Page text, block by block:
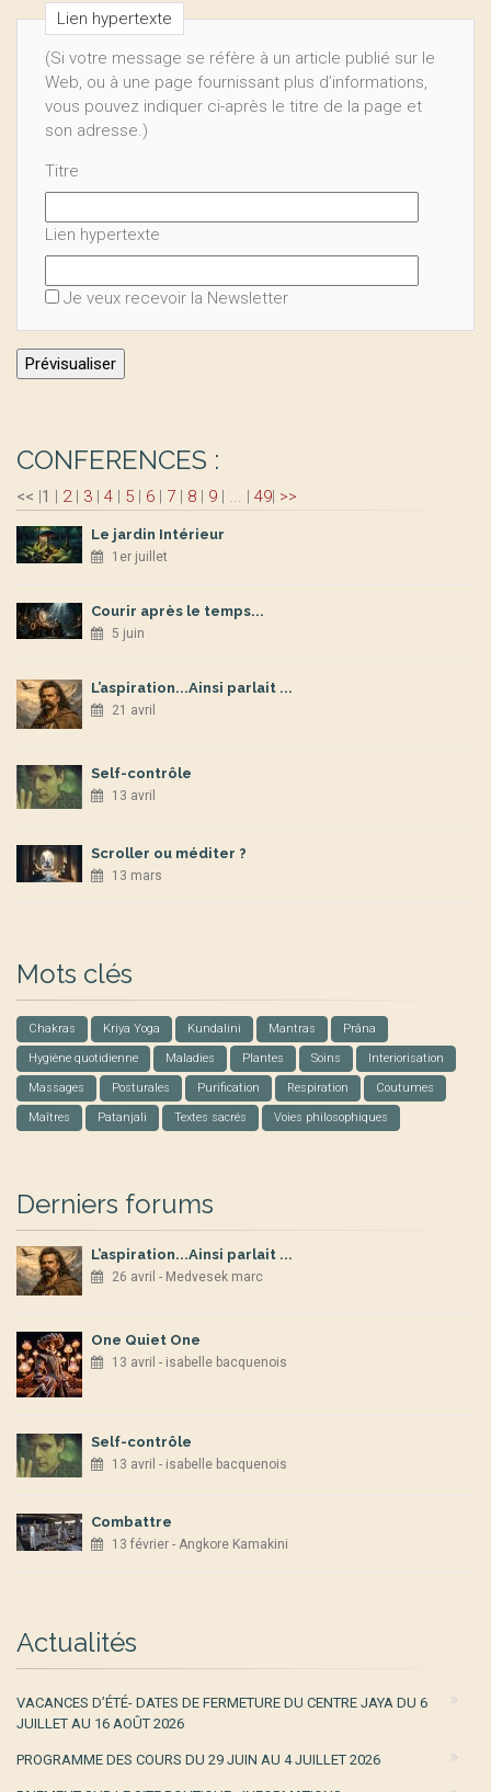
Lien hypertexte
(Si votre message se réfère à un article publié sur le
Web, ou à une page fournissant plus d’informations,
vous pouvez indiquer ci-après le titre de la page et
son adresse.)
Titre
Lien hypertexte
Je veux recevoir la Newsletter
CONFERENCES :
<< |1 | 2| 3 | 4 | 5 | 6 | 7 | 8 | 9 | ... | 49| >>
Le jardin Intérieur
1er juillet
Courir après le temps...
5 juin
L’aspiration...Ainsi parlait ...
21 avril
Self-contrôle
13 avril
Scroller ou méditer ?
13 mars
Mots clés
Chakras Kriya Yoga Kundalini Mantras Prâna
Hygiène quotidienne Maladies Plantes Soins Interiorisation
Massages Posturales Purification Respiration Coutumes
Maîtres Patanjali Textes sacrés Voies philosophiques
Derniers forums
L’aspiration...Ainsi parlait ...
26 avril - Medvesek marc
One Quiet One
13 avril - isabelle bacquenois
Self-contrôle
13 avril - isabelle bacquenois
Combattre
13 février - Angkore Kamakini
Actualités
VACANCES D’ÉTÉ- DATES DE FERMETURE DU CENTRE JAYA DU 6
JUILLET AU 16 AOÛT 2026
PROGRAMME DES COURS DU 29 JUIN AU 4 JUILLET 2026